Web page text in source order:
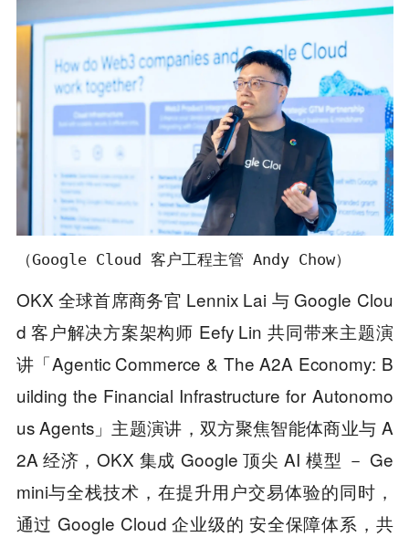
（Google Cloud 客户工程主管 Andy Chow）
OKX 全球首席商务官 Lennix Lai 与 Google Clou
d 客户解决方案架构师 Eefy Lin 共同带来主题演
讲「Agentic Commerce & The A2A Economy: B
uilding the Financial Infrastructure for Autonomo
us Agents」主题演讲，双方聚焦智能体商业与 A
2A 经济，OKX 集成 Google 顶尖 AI 模型 － Ge
mini与全栈技术，在提升用户交易体验的同时，
通过 Google Cloud 企业级的 安全保障体系，共